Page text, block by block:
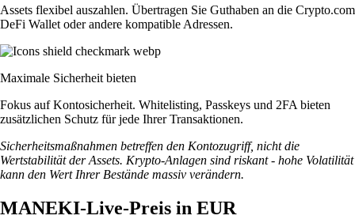
Assets flexibel auszahlen. Übertragen Sie Guthaben an die Crypto.com
DeFi Wallet oder andere kompatible Adressen.
Maximale Sicherheit bieten
Fokus auf Kontosicherheit. Whitelisting, Passkeys und 2FA bieten
zusätzlichen Schutz für jede Ihrer Transaktionen.
Sicherheitsmaßnahmen betreffen den Kontozugriff, nicht die
Wertstabilität der Assets. Krypto-Anlagen sind riskant - hohe Volatilität
kann den Wert Ihrer Bestände massiv verändern.
MANEKI-Live-Preis in EUR